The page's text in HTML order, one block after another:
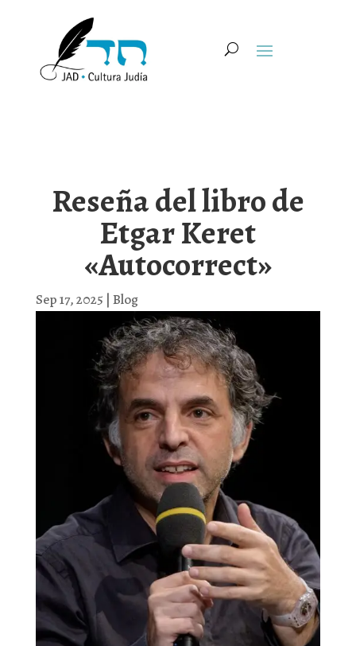
Reseña del libro de
Etgar Keret
«Autocorrect»
Sep 17, 2025 | Blog